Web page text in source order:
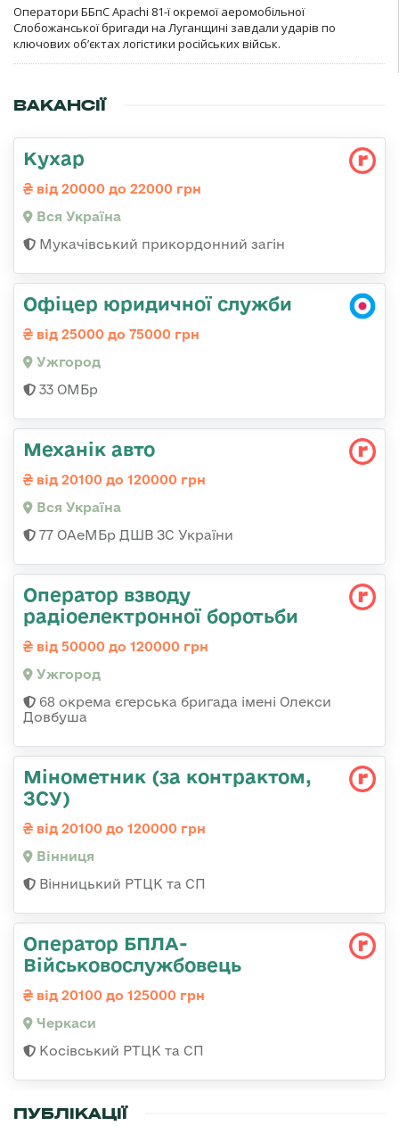
Оператори ББпС Apachi 81-ї окремої аеромобільної
Слобожанської бригади на Луганщині завдали ударів по
ключових об’єктах логістики російських військ.
ВАКАНСІЇ
Кухар
від 20000 до 22000 грн
Вся Україна
Мукачівський прикордонний загін
Офіцер юридичної служби
від 25000 до 75000 грн
Ужгород
33 ОМБр
Механік авто
від 20100 до 120000 грн
Вся Україна
77 ОАеМБр ДШВ ЗС України
Оператор взводу
радіоелектронної боротьби
від 50000 до 120000 грн
Ужгород
68 окрема єгерська бригада імені Олекси
Довбуша
Мінометник (за контрактом,
ЗСУ)
від 20100 до 120000 грн
Вінниця
Вінницький РТЦК та СП
Оператор БПЛА-
Військовослужбовець
від 20100 до 125000 грн
Черкаси
Косівський РТЦК та СП
ПУБЛІКАЦІЇ